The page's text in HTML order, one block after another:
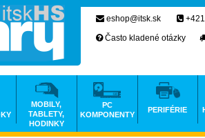
eshop@itsk.sk
Často kladené otázky
MOBILY,
TABLETY,
HODINKY
PC
KOMPONENTY
PERIFÉRIE